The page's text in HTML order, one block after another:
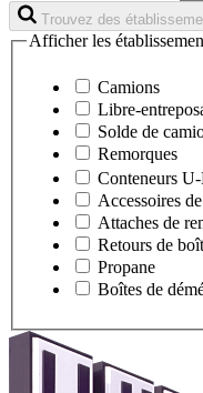
Trouvez des
Afficher les
Camions
Libre-
Solde de
Remorques
Conteneurs
Accessoires
Attaches de
Retours de
Propane
Boîtes de